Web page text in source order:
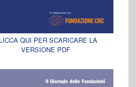
QUI PER SCARICARE LA
VERSIONE PDF